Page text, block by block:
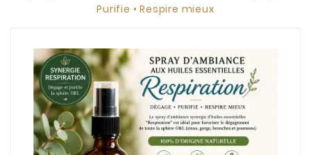
Purifie • Respire mieux